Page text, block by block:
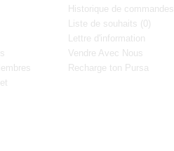
Historique de commandes
Liste de souhaits ( 0 )
Lettre d'information
Vendre Avec Nous
Recharge ton Pursa